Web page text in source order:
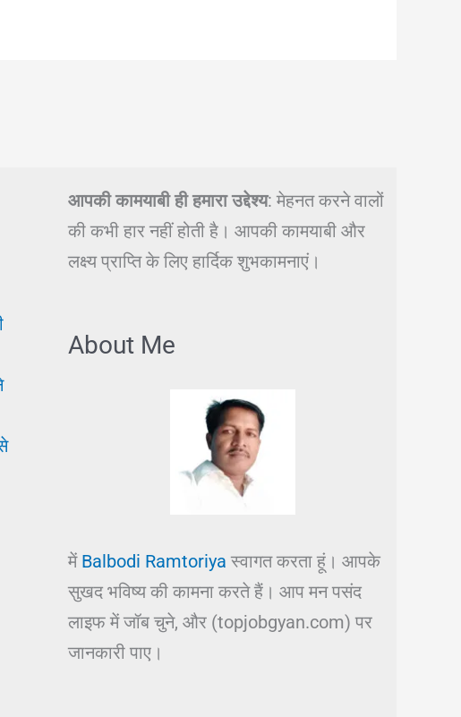
आपकी कामयाबी ही हमारा उद्देश्य: मेहनत करने वालों
की कभी हार नहीं होती है। आपकी कामयाबी और
लक्ष्य प्राप्ति के लिए हार्दिक शुभकामनाएं।
About Me
में Balbodi Ramtoriya स्वागत करता हूं। आपके
सुखद भविष्य की कामना करते हैं। आप मन पसंद
लाइफ में जॉब चुने, और (topjobgyan.com) पर
जानकारी पाए।